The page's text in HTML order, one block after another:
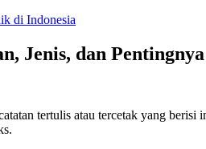
di Indonesia
Jenis, dan
tertulis atau tercetak yang